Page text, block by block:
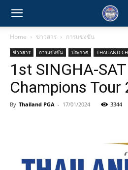
Home ข่าวสาร การแข่งขัน
ข่าวสาร การแข่งขัน ประกาศ THAILAND
1st SINGHA-
Champions Tour
By Thailand PGA - 17/01/2024 3344